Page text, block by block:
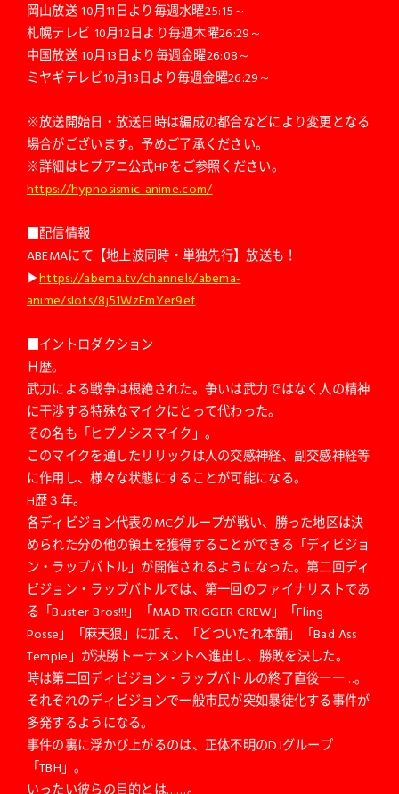
岡山放送 10月11日より毎週水曜25:15～
札幌テレビ 10月12日より毎週木曜26:29～
中国放送 10月13日より毎週金曜26:08～
ミヤギテレビ10月13日より毎週金曜26:29～
※放送開始日・放送日時は編成の都合などにより変更となる
場合がございます。予めご了承ください。
※詳細はヒプアニ公式HPをご参照ください。
https://hypnosismic-anime.com/
■配信情報
ABEMAにて【地上波同時・単独先行】放送も！
▶︎https://abema.tv/channels/abema-
anime/slots/8j51WzFmYer9ef
■イントロダクション
Ｈ歴。
武力による戦争は根絶された。争いは武力ではなく人の精神
に干渉する特殊なマイクにとって代わった。
その名も「ヒプノシスマイク」。
このマイクを通したリリックは人の交感神経、副交感神経等
に作用し、様々な状態にすることが可能になる。
H歴３年。
各ディビジョン代表のMCグループが戦い、勝った地区は決
められた分の他の領土を獲得することができる「ディビジョ
ン・ラップバトル」が開催されるようになった。第二回ディ
ビジョン・ラップバトルでは、第一回のファイナリストであ
る「Buster Bros!!!」「MAD TRIGGER CREW」「Fling
Posse」「麻天狼」に加え、「どついたれ本舗」「Bad Ass
Temple」が決勝トーナメントへ進出し、勝敗を決した。
時は第二回ディビジョン・ラップバトルの終了直後――…。
それぞれのディビジョンで一般市民が突如暴徒化する事件が
多発するようになる。
事件の裏に浮かび上がるのは、正体不明のDJグループ
「TBH」。
いったい彼らの目的とは……。